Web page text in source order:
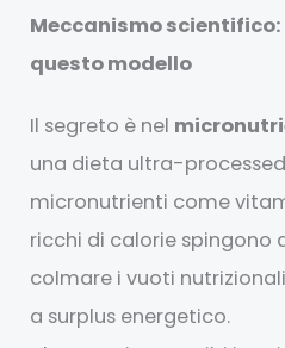
Meccanismo
questo modello
Il segreto è nel
una dieta ultra-processed
micronutrienti come
ricchi di calorie spingono
colmare i vuoti
a surplus energetico.